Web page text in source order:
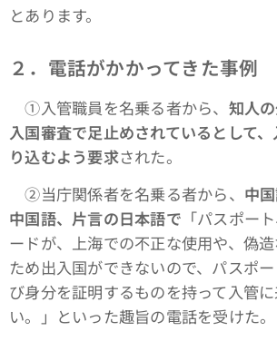
とあります。
２．電話がかかってきた事例
①入管職員を名乗る者から、 知人
入国審査で足止めされているとして
り込むよう要求された。
➁当庁関係者を名乗る者から、 中
中国語、片言の日本語で 「パスポー
ードが、上海での不正な使用や、偽
ため出入国ができないので、パスポ
び身分を証明するものを持って入管
い。」といった趣旨の電話を受けた。